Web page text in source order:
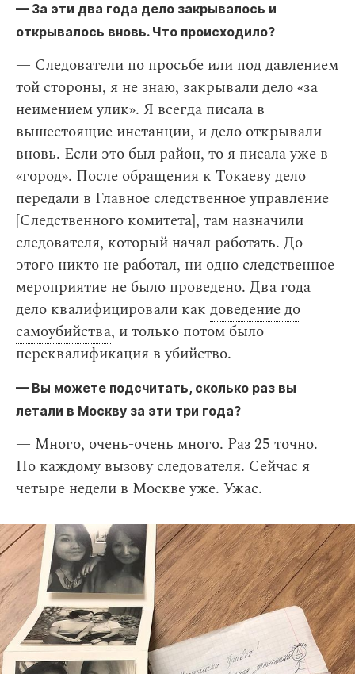
— За эти два года дело закрывалось и
открывалось вновь. Что происходило?
— Следователи по просьбе или под давлением
той стороны, я не знаю, закрывали дело «за
неимением улик». Я всегда писала в
вышестоящие инстанции, и дело открывали
вновь. Если это был район, то я писала уже в
«город». После обращения к Токаеву дело
передали в Главное следственное управление
[Следственного комитета], там назначили
следователя, который начал работать. До
этого никто не работал, ни одно следственное
мероприятие не было проведено. Два года
дело квалифицировали как доведение до
самоубийства, и только потом было
переквалификация в убийство.
— Вы можете подсчитать, сколько раз вы
летали в Москву за эти три года?
— Много, очень-очень много. Раз 25 точно.
По каждому вызову следователя. Сейчас я
четыре недели в Москве уже. Ужас.